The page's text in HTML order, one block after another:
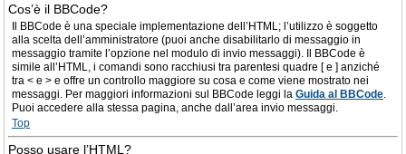
Cos’è il BBCode?
Il BBCode è una speciale implementazione dell’HTML; l’utilizzo è soggetto
alla scelta dell’amministratore (puoi anche disabilitarlo di messaggio in
messaggio tramite l’opzione nel modulo di invio messaggi). Il BBCode è
simile all’HTML, i comandi sono racchiusi tra parentesi quadre [ e ] anziché
tra < e > e offre un controllo maggiore su cosa e come viene mostrato nei
messaggi. Per maggiori informazioni sul BBCode leggi la Guida al BBCode.
Puoi accedere alla stessa pagina, anche dall’area invio messaggi.
Top
Posso usare l’HTML?